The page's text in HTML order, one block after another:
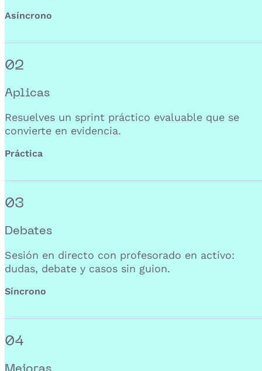
Asíncrono
02
Aplicas
Resuelves un sprint práctico evaluable que se
convierte en evidencia.
Práctica
03
Debates
Sesión en directo con profesorado en activo:
dudas, debate y casos sin guion.
Síncrono
04
Mejoras